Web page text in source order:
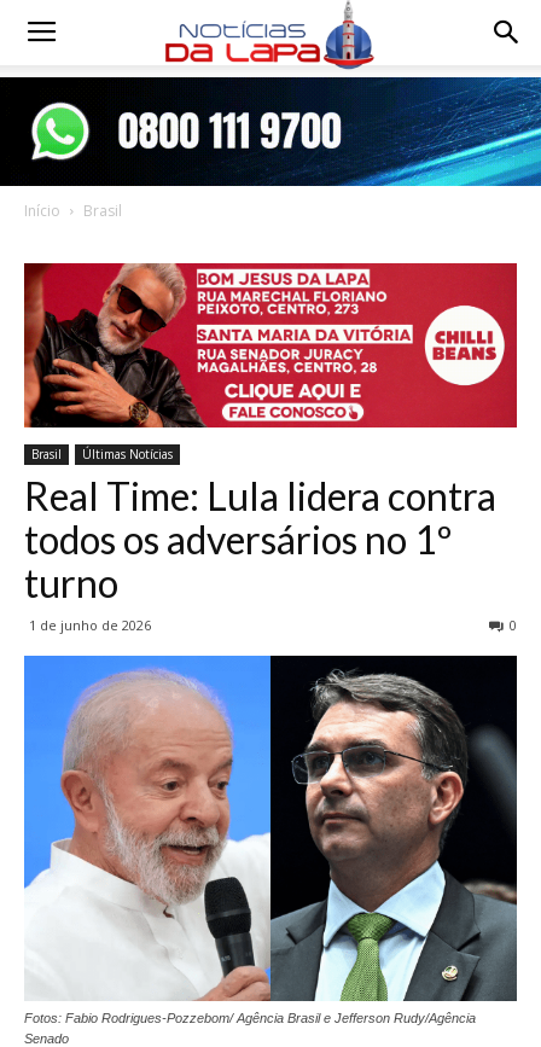
Notícias
Início Brasil
Brasil Últimas Notícias
Real Time: Lula lidera contra
todos os adversários no 1º
turno
1 de junho de 2026 0
Fotos: Fabio Rodrigues-Pozzebom/ Agência Brasil e Jefferson Rudy/Agência
Senado